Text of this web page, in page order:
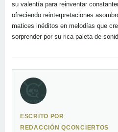
su valentía para reinventar
ofreciendo reinterpretaciones
matices inéditos en melodías que
sorprender por su rica paleta de
ESCRITO POR
REDACCIÓN QCONCIERTOS